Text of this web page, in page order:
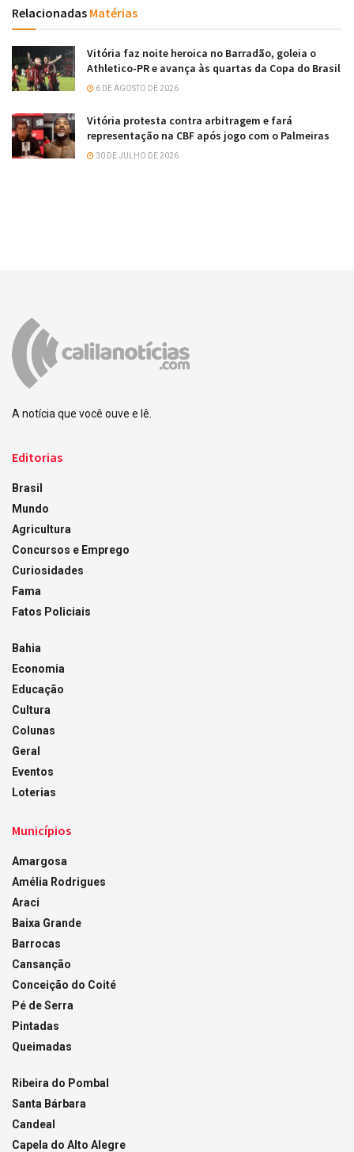
Relacionadas Matérias
Vitória faz noite heroica no Barradão, goleia o
Athletico-PR e avança às quartas da Copa do Brasil
6 DE AGOSTO DE 2026
Vitória protesta contra arbitragem e fará
representação na CBF após jogo com o Palmeiras
30 DE JULHO DE 2026
A notícia que você ouve e lê.
Editorias
Brasil
Mundo
Agricultura
Concursos e Emprego
Curiosidades
Fama
Fatos Policiais
Bahia
Economia
Educação
Cultura
Colunas
Geral
Eventos
Loterias
Municípios
Amargosa
Amélia Rodrigues
Araci
Baixa Grande
Barrocas
Cansanção
Conceição do Coité
Pé de Serra
Pintadas
Queimadas
Ribeira do Pombal
Santa Bárbara
Candeal
Capela do Alto Alegre